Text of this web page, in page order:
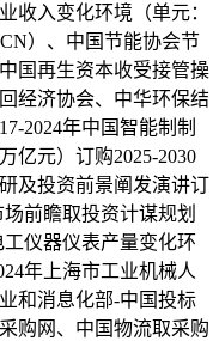
收入变化环境（单元：
）、中国节能协会节
国再生资本收受接管操
经济协会、中华环保结
2024年中国智能制制
亿元）订购2025-2030
及投资前景阐发演讲订
前瞻取投资计谋规划
工仪器仪表产量变化环
年上海市工业机械人
和消息化部-中国投标
购网、中国物流取采购